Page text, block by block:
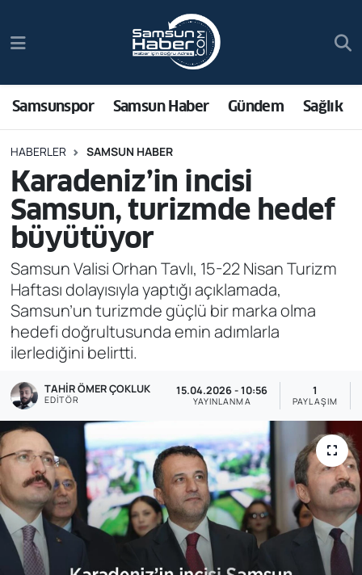
Samsunspor Samsun Haber Gündem Sağlık
HABERLER SAMSUN HABER
Karadeniz’in incisi
Samsun, turizmde hedef
büyütüyor
Samsun Valisi Orhan Tavlı, 15-22 Nisan Turizm
Haftası dolayısıyla yaptığı açıklamada,
Samsun’un turizmde güçlü bir marka olma
hedefi doğrultusunda emin adımlarla
ilerlediğini belirtti.
TAHIR ÖMER ÇOKLUK
EDITÖR
15.04.2026 - 10:56
YAYINLANMA
1
PAYLAŞIM
Samsun Haber
Sağlık
Asayiş
Bilim ve Teknoloji
Bölge
Dünya
Ekonomi
Genel
Gündem
Özel Haber
POLİTİKA
Siyaset
Trafik Durumu
Süper Lig Puan Durumu ve Fikstür
Tüm Manşetler
Son Dakika Haberleri
Haber Arşivi